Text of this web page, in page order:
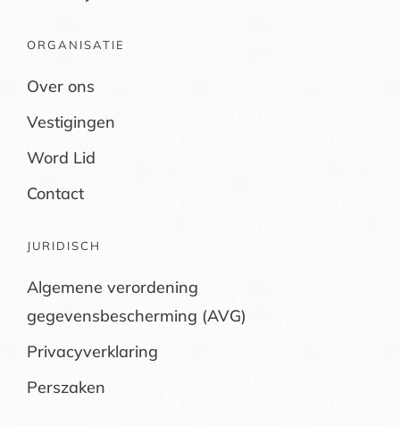
ORGANISATIE
Over ons
Vestigingen
Word Lid
Contact
JURIDISCH
Algemene verordening
gegevensbescherming (AVG)
Privacyverklaring
Perszaken